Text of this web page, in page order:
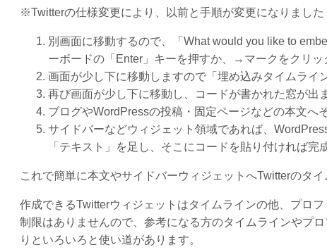
※Twitterの仕様変更により、以前と手順が変更になりました
別画面に移動するので、「What would you like to
ーボードの「Enter」キーを押すか、→マークをクリッ
画面が少し下に移動しますので「埋め込みタイムライ
再び画面が少し下に移動し、コードが書かれた窓が出
ブログやWordPressの投稿・固定ページなどの本文へ
サイドバーなどウィジェット領域であれば、
「テキスト」を足し、そこにコードを貼り付ければ完
これで簡単に本文やサイドバーウィジェットへTwitterのタイ
作成できるTwitterウィジェットはタイムラインの他、プロ
制限はありませんので、参考になる方のタイムラインやプ
りといろいろと使い道があります。